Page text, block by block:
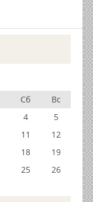
Сб
Вс
4
5
11
12
18
19
25
26